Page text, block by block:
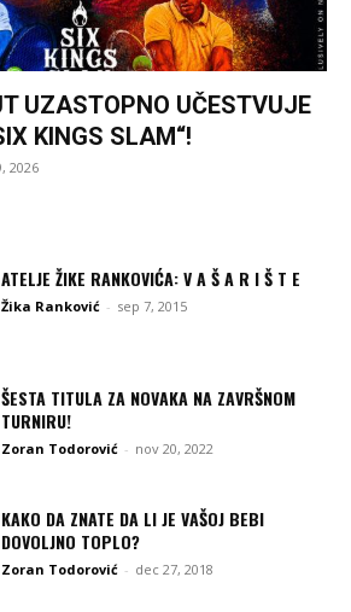
UZASTOPNO UČESTVUJE
KINGS SLAM“!
2026
ATELJE ŽIKE RANKOVIĆA: V A Š A R I Š T E
Žika Ranković - sep 7, 2015
ŠESTA TITULA ZA NOVAKA NA ZAVRŠNOM
TURNIRU!
Zoran Todorović - nov 20, 2022
KAKO DA ZNATE DA LI JE VAŠOJ BEBI
DOVOLJNO TOPLO?
Zoran Todorović - dec 27, 2018